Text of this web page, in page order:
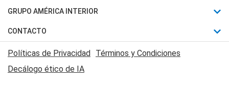
Judiciales
Economia
Motores
Trucos caseros
Series y Películas
Edictos y Solicitadas
Fútbol
Mundial
Automovilismo
Rugby
GRUPO AMÉRICA INTERIOR
Canal 7 en Vivo
CONTACTO
Acerca de Nosotros
Contactanos
Políticas de Privacidad Términos y Condiciones
Decálogo ético de IA